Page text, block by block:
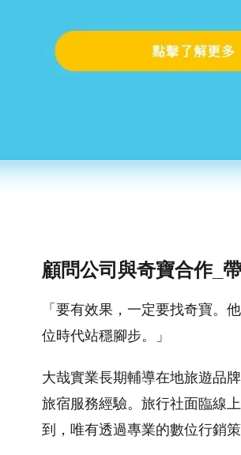
顧問公司與奇寶合作_
「要有效果，一定要找奇寶。
位時代站穩腳步。」
大哉實業長期輔導在地旅遊品
旅宿服務經驗。旅行社面臨線
到，唯有透過專業的數位行銷